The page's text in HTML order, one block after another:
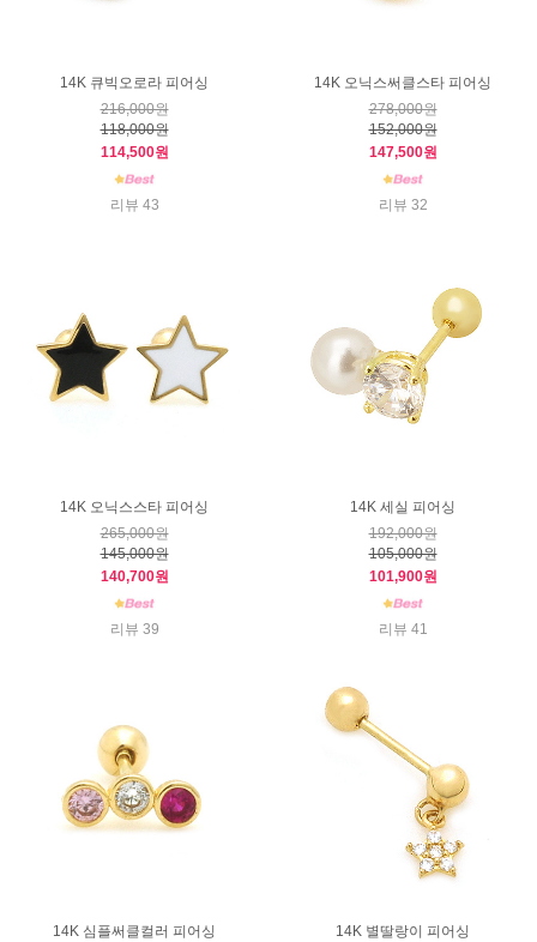
14K 큐빅오로라 피어싱
216,000원
118,000원
114,500원
리뷰 43
14K 오닉스써클스타 피어싱
278,000원
152,000원
147,500원
리뷰 32
14K 오닉스스타 피어싱
265,000원
145,000원
140,700원
리뷰 39
14K 세실 피어싱
192,000원
105,000원
101,900원
리뷰 41
14K 심플써클컬러 피어싱
14K 별딸랑이 피어싱